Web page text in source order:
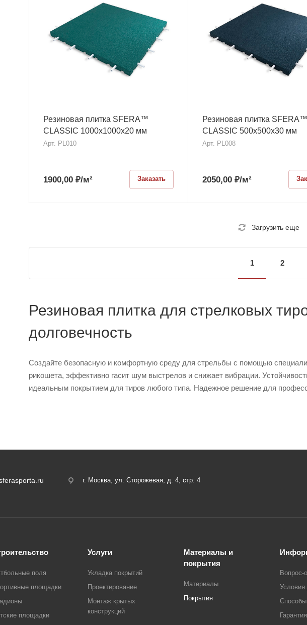
Резиновая плитка SFERA™
CLASSIC 1000х1000x20 мм
Арт. PL010
1900,00 ₽/м² Заказать
Резиновая плитка SFERA™
CLASSIC 500х500x30 мм
Арт. PL008
2050,00 ₽/м²
Загрузить еще
1 2
Резиновая плитка для стрелковых
долговечность
Создайте безопасную и комфортную среду для стрельбы с помощью
рикошета, эффективно гасит шум выстрелов и снижает вибрации.
идеальным покрытием для тиров любого типа. Надежное решение для
г. Москва, ул. Сторожевая, д. 4, стр. 4
поля
площадки
площадки
Услуги
Укладка покрытий
Проектирование
Монтаж крытых
конструкций
Материалы и
покрытия
Материалы
Покрытия
Вопрос-
Условия
Гарантия